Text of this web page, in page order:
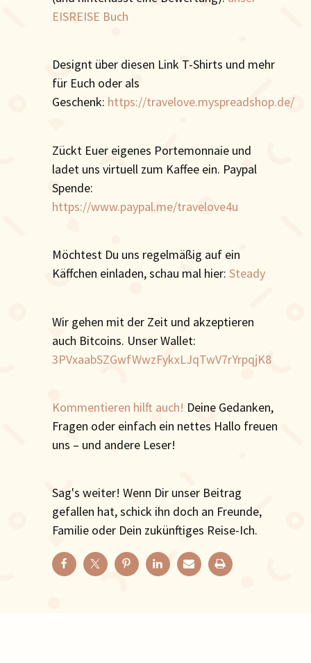
EISREISE Buch
Designt über diesen Link T-Shirts und mehr
für Euch oder als
Geschenk: https://travelove.myspreadshop.de/
Zückt Euer eigenes Portemonnaie und
ladet uns virtuell zum Kaffee ein. Paypal
Spende:
https://www.paypal.me/travelove4u
Möchtest Du uns regelmäßig auf ein
Käffchen einladen, schau mal hier: Steady
Wir gehen mit der Zeit und akzeptieren
auch Bitcoins. Unser Wallet:
3PVxaabSZGwfWwzFykxLJqTwV7rYrpqjK8
Kommentieren hilft auch! Deine Gedanken,
Fragen oder einfach ein nettes Hallo freuen
uns – und andere Leser!
Sag's weiter! Wenn Dir unser Beitrag
gefallen hat, schick ihn doch an Freunde,
Familie oder Dein zukünftiges Reise-Ich.